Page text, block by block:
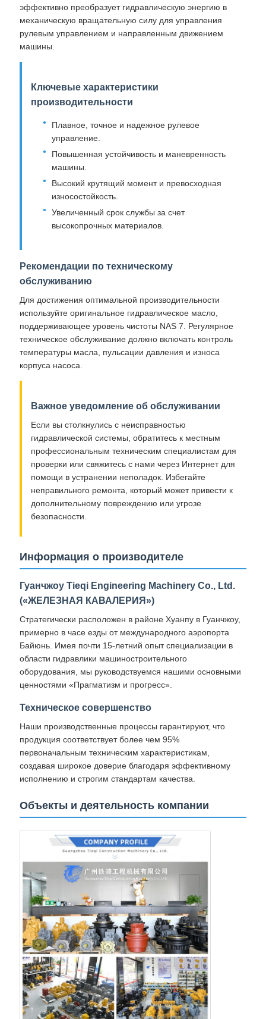
эффективно преобразует гидравлическую энергию в
механическую вращательную силу для управления
рулевым управлением и направленным движением
машины.
Ключевые характеристики
производительности
Плавное, точное и надежное рулевое
управление.
Повышенная устойчивость и маневренность
машины.
Высокий крутящий момент и превосходная
износостойкость.
Увеличенный срок службы за счет
высокопрочных материалов.
Рекомендации по техническому
обслуживанию
Для достижения оптимальной производительности
используйте оригинальное гидравлическое масло,
поддерживающее уровень чистоты NAS 7. Регулярное
техническое обслуживание должно включать контроль
температуры масла, пульсации давления и износа
корпуса насоса.
Важное уведомление об обслуживании
Если вы столкнулись с неисправностью
гидравлической системы, обратитесь к местным
профессиональным техническим специалистам для
проверки или свяжитесь с нами через Интернет для
помощи в устранении неполадок. Избегайте
неправильного ремонта, который может привести к
дополнительному повреждению или угрозе
безопасности.
Информация о производителе
Гуанчжоу Tieqi Engineering Machinery Co., Ltd.
(«ЖЕЛЕЗНАЯ КАВАЛЕРИЯ»)
Стратегически расположен в районе Хуанпу в Гуанчжоу,
примерно в часе езды от международного аэропорта
Байюнь. Имея почти 15-летний опыт специализации в
области гидравлики машиностроительного
оборудования, мы руководствуемся нашими основными
ценностями «Прагматизм и прогресс».
Техническое совершенство
Наши производственные процессы гарантируют, что
продукция соответствует более чем 95%
первоначальным техническим характеристикам,
создавая широкое доверие благодаря эффективному
исполнению и строгим стандартам качества.
Объекты и деятельность компании